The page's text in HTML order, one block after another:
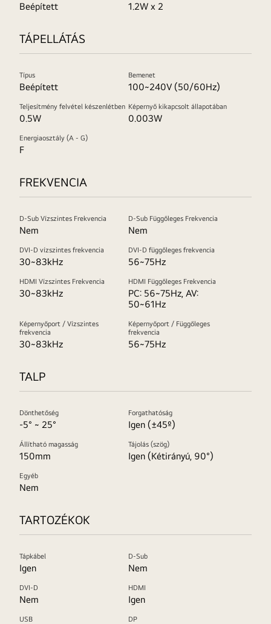
Beépített 1.2W x 2
TÁPELLÁTÁS
Típus
Beépített
Bemenet
100~240V (50/60Hz)
Teljesítmény felvétel készenlétben
0.5W
Képernyő kikapcsolt állapotában
0.003W
Energiaosztály (A - G)
F
FREKVENCIA
D-Sub Vízszintes Frekvencia
Nem
D-Sub Függőleges Frekvencia
Nem
DVI-D vízszintes frekvencia
30~83kHz
DVI-D függőleges frekvencia
56~75Hz
HDMI Vízszintes Frekvencia
30~83kHz
HDMI Függőleges Frekvencia
PC: 56~75Hz, AV:
50~61Hz
Képernyőport / Vízszintes
frekvencia
30~83kHz
Képernyőport / Függőleges
frekvencia
56~75Hz
TALP
Dönthetőség
-5° ~ 25°
Forgathatóság
Igen (±45º)
Állítható magasság
150mm
Tájolás (szög)
Igen (Kétirányú, 90°)
Egyéb
Nem
TARTOZÉKOK
Tápkábel
Igen
D-Sub
Nem
DVI-D
Nem
HDMI
Igen
USB DP